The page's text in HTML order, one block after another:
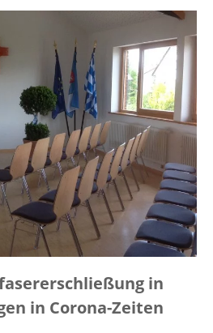
in
in Corona-Zeiten